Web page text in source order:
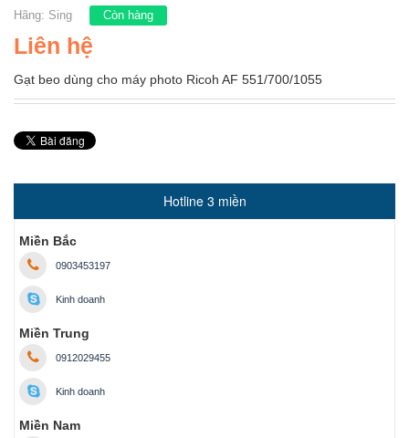
Hãng: Sing Còn hàng
Liên hệ
Gạt beo dùng cho máy photo Ricoh AF 551/700/1055
Hotline 3 miền
Miền Bắc
0903453197
Kinh doanh
Miền Trung
0912029455
Kinh doanh
Miền Nam